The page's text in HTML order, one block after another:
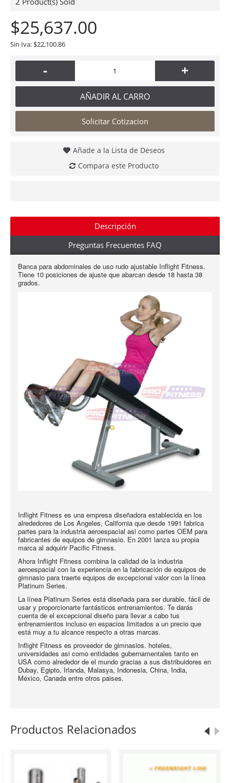
$25,637.00
Sin Iva: $22,100.86
- +
AÑADIR AL CARRO
Solicitar Cotizacion
Añade a la Lista de Deseos
Compara este Producto
Descripción
Preguntas Frecuentes FAQ
Banca para abdominales de uso rudo ajustable Inflight Fitness.
Tiene 10 posiciones de ajuste que abarcan desde 18 hasta 38
grados.
Inflight Fitness es una empresa diseñadora establecida en los
alrededores de Los Angeles, California que desde 1991 fabrica
partes para la industria aeroespacial asi como partes OEM para
fabricantes de equipos de gimnasio. En 2001 lanza su propia
marca al adquirir Pacific Fitness.
Ahora Inflight Fitness combina la calidad de la industria
aeroespacial con la experiencia en la fabricación de equipos de
gimnasio para traerte equipos de excepcional valor con la línea
Platinum Series.
La línea Platinum Series está diseñada para ser durable, fácil de
usar y proporcionarte fantásticos entrenamientos. Te darás
cuenta de el excepcional diseño para llevar a cabo tus
entrenamientos incluso en espacios limitados a un precio que
está muy a tu alcance respecto a otras marcas.
Inflight Fitness es proveedor de gimnasios. hoteles,
universidades asi como entidades gubernamentales tanto en
USA como alrededor de el mundo gracias a sus distribuidores en
Dubay, Egipto, Irlanda, Malasya, Indonesia, China, India,
México, Canada entre otros paises.
Productos Relacionados